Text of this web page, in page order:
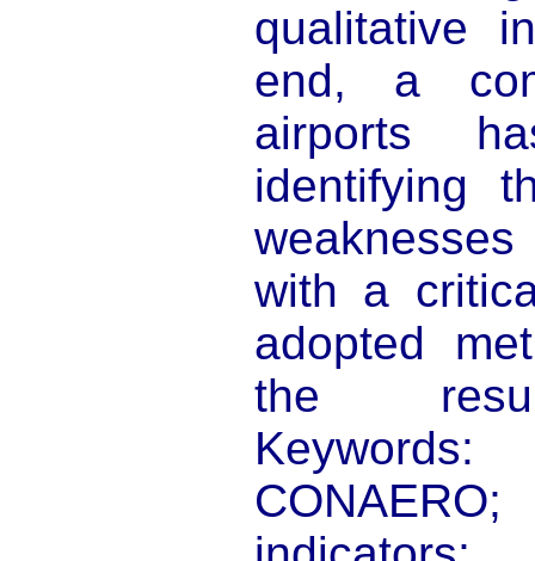
qualitative
end, a
airports
identifying
with a
adopted
the